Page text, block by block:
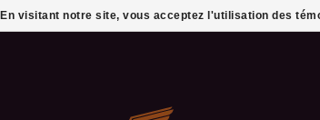
En visitant notre site, vous acceptez l'utilisation des